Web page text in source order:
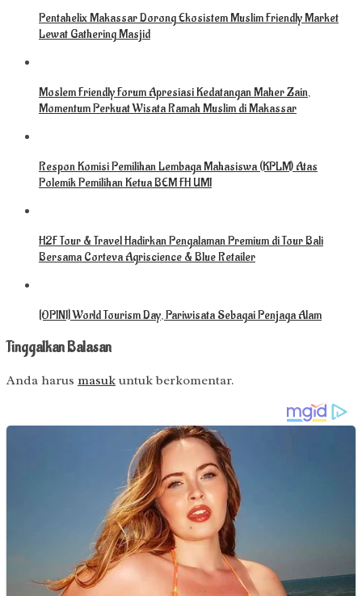
Pentahelix Makassar Dorong Ekosistem Muslim Friendly Market
Lewat Gathering Masjid
Moslem Friendly Forum Apresiasi Kedatangan Maher Zain,
Momentum Perkuat Wisata Ramah Muslim di Makassar
Respon Komisi Pemilihan Lembaga Mahasiswa (KPLM) Atas
Polemik Pemilihan Ketua BEM FH UMI
H2F Tour & Travel Hadirkan Pengalaman Premium di Tour Bali
Bersama Corteva Agriscience & Blue Retailer
[OPINI] World Tourism Day, Pariwisata Sebagai Penjaga Alam
Tinggalkan Balasan
Anda harus masuk untuk berkomentar.